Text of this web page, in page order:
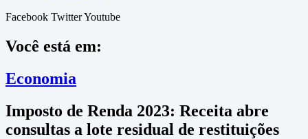
Facebook TwitterYoutube
Você está em:
Economia
Imposto de Renda 2023: Receita abre
consultas a lote residual de restituições